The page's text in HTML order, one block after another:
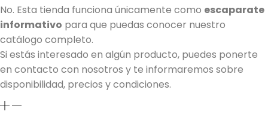
No. Esta tienda funciona únicamente como escaparate
informativo para que puedas conocer nuestro
catálogo completo.
Si estás interesado en algún producto, puedes ponerte
en contacto con nosotros y te informaremos sobre
disponibilidad, precios y condiciones.